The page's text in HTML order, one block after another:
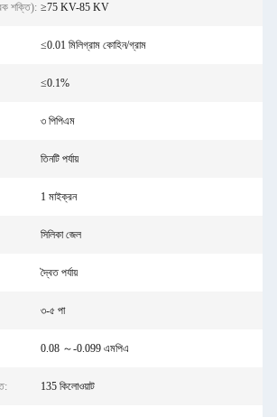
শক্তি): ≥75 KV-85 KV
≤0.01 মিলিগ্রাম কোহিন/গ্রাম
≤0.1%
৩ পিপিএম
তিনটি পর্যায়
1 মাইক্রন
সিলিকা জেল
দ্বৈত পর্যায়
৩-৫ পা
0.08 ～-0.099 এমপিএ
135 কিলোওয়াট